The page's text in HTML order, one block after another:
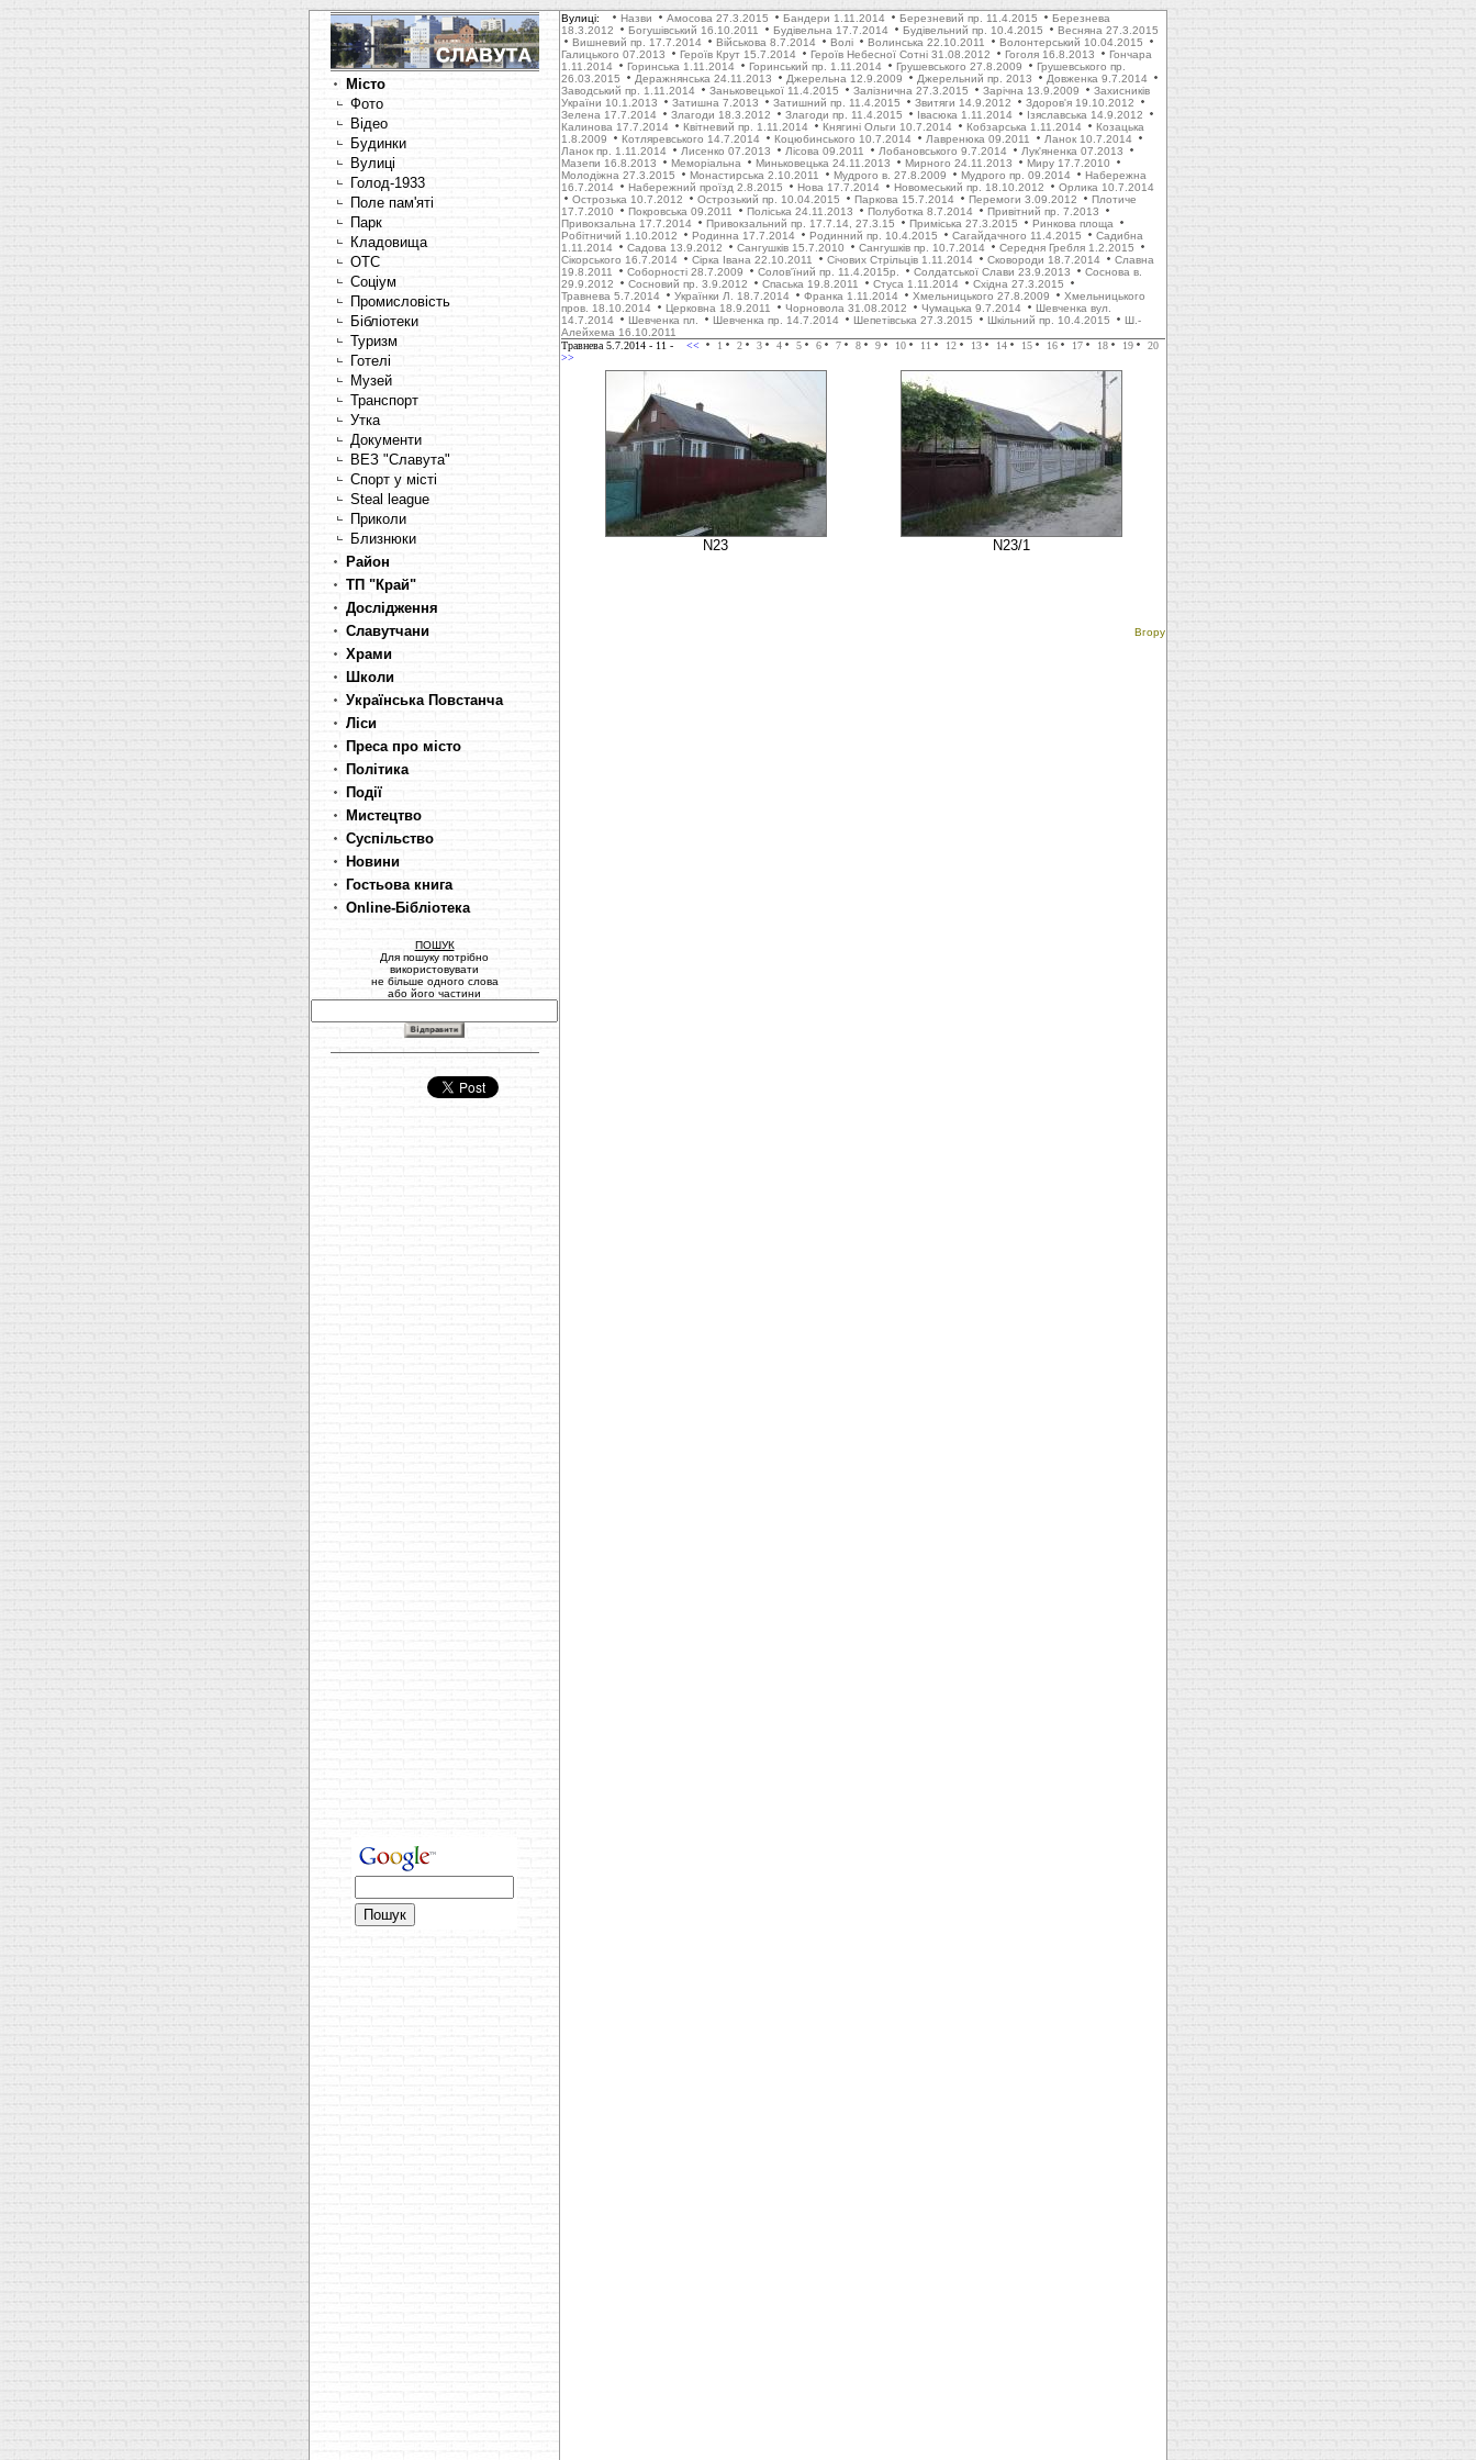
Місто
Фото
Відео
Будинки
Вулиці
Голод-1933
Поле пам'яті
Парк
Кладовища
OTC
Соціум
Промисловість
Бібліотеки
Туризм
Готелі
Музей
Транспорт
Утка
Документи
ВЕЗ "Славута"
Спорт у місті
Steal league
Приколи
Близнюки
Район
ТП "Край"
Дослідження
Славутчани
Храми
Школи
Українська Повстанча
Ліси
Преса про місто
Політика
Події
Мистецтво
Суспільство
Новини
Гостьова книга
Online-Бібліотека
ПОШУК
Для пошуку потрібно
використовувати
не більше одного слова
або його частини
Вулиці: Назви Амосова 27.3.2015 Бандери 1.11.2014 Березневий пр. 11.4.2015
Березнева
18.3.2012
Богушівський 16.10.2011 Будівельна 17.7.2014 Будівельний пр. 10.4.2015
Весняна 27.3.2015
Вишневий пр. 17.7.2014
Військова 8.7.2014 Волі Волинська 22.10.2011
Волонтерський 10.04.2015
Галицького 07.2013
Героїв Крут 15.7.2014 Героїв Небесної Сотні 31.08.2012 Гоголя 16.8.2013
Гончара
1.11.2014
Горинська 1.11.2014 Горинський пр. 1.11.2014 Грушевського 27.8.2009
Грушевського пр.
26.03.2015
Деражнянська 24.11.2013 Джерельна 12.9.2009 Джерельний пр. 2013
Довженка 9.7.2014
Заводський пр. 1.11.2014
Заньковецької 11.4.2015 Залізнична 27.3.2015 Зарічна 13.9.2009
Захисників
України 10.1.2013
Затишна 7.2013 Затишний пр. 11.4.2015 Звитяги 14.9.2012
Здоров'я 19.10.2012
Зелена 17.7.2014
Злагоди 18.3.2012 Злагоди пр. 11.4.2015 Івасюка 1.11.2014
Ізяславська 14.9.2012
Калинова 17.7.2014
Квітневий пр. 1.11.2014 Княгині Ольги 10.7.2014 Кобзарська 1.11.2014
Козацька
1.8.2009
Котляревського 14.7.2014 Коцюбинського 10.7.2014 Лавренюка 09.2011
Ланок 10.7.2014
Ланок пр. 1.11.2014
Лисенко 07.2013 Лісова 09.2011 Лобановського 9.7.2014
Лук'яненка 07.2013
Мазепи 16.8.2013
Меморіальна Миньковецька 24.11.2013 Мирного 24.11.2013
Миру 17.7.2010
Молодіжна 27.3.2015
Монастирська 2.10.2011 Мудрого в. 27.8.2009 Мудрого пр. 09.2014
Набережна
16.7.2014
Набережний проїзд 2.8.2015 Нова 17.7.2014 Новомеський пр. 18.10.2012
Орлика 10.7.2014
Острозька 10.7.2012
Острозький пр. 10.04.2015 Паркова 15.7.2014 Перемоги 3.09.2012
Плотиче
17.7.2010
Покровська 09.2011 Поліська 24.11.2013 Полуботка 8.7.2014
Привітний пр. 7.2013
Привокзальна 17.7.2014
Привокзальний пр. 17.7.14, 27.3.15 Приміська 27.3.2015
Ринкова площа
Робітничий 1.10.2012
Родинна 17.7.2014 Родинний пр. 10.4.2015 Сагайдачного 11.4.2015
Садибна
1.11.2014
Садова 13.9.2012 Сангушків 15.7.2010 Сангушків пр. 10.7.2014
Середня Гребля 1.2.2015
Сікорського 16.7.2014
Сірка Івана 22.10.2011 Січових Стрільців 1.11.2014 Сковороди 18.7.2014
Славна
19.8.2011
Соборності 28.7.2009 Солов'їний пр. 11.4.2015р. Солдатської Слави 23.9.2013
Соснова в.
29.9.2012
Cосновий пр. 3.9.2012 Cпаська 19.8.2011 Стуса 1.11.2014
Східна 27.3.2015
Травнева 5.7.2014
Українки Л. 18.7.2014 Франка 1.11.2014 Хмельницького 27.8.2009
Хмельницького
пров. 18.10.2014
Церковна 18.9.2011 Чорновола 31.08.2012 Чумацька 9.7.2014
Шевченка вул.
14.7.2014
Шевченка пл. Шевченка пр. 14.7.2014 Шепетівська 27.3.2015 Шкільний пр. 10.4.2015
Ш.-
Алейхема 16.10.2011
Травнева 5.7.2014 - 11 - << 1 2 3 4 5 6 7 8 9 10 11 12 13 14 15 16 17 18 19
20
>>
N23 N23/1
Вгору